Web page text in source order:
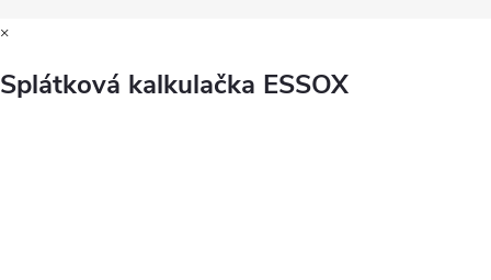
×
Splátková kalkulačka ESSOX